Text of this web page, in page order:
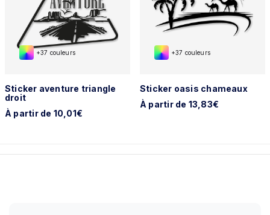
+37 couleurs
Sticker aventure triangle
droit
À partir de 10,01€
+37 couleurs
Sticker oasis chameaux
À partir de 13,83€